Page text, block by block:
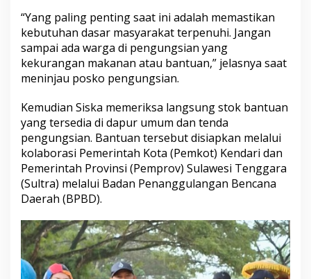
“Yang paling penting saat ini adalah memastikan
kebutuhan dasar masyarakat terpenuhi. Jangan
sampai ada warga di pengungsian yang
kekurangan makanan atau bantuan,” jelasnya saat
meninjau posko pengungsian.
Kemudian Siska memeriksa langsung stok bantuan
yang tersedia di dapur umum dan tenda
pengungsian. Bantuan tersebut disiapkan melalui
kolaborasi Pemerintah Kota (Pemkot) Kendari dan
Pemerintah Provinsi (Pemprov) Sulawesi Tenggara
(Sultra) melalui Badan Penanggulangan Bencana
Daerah (BPBD).